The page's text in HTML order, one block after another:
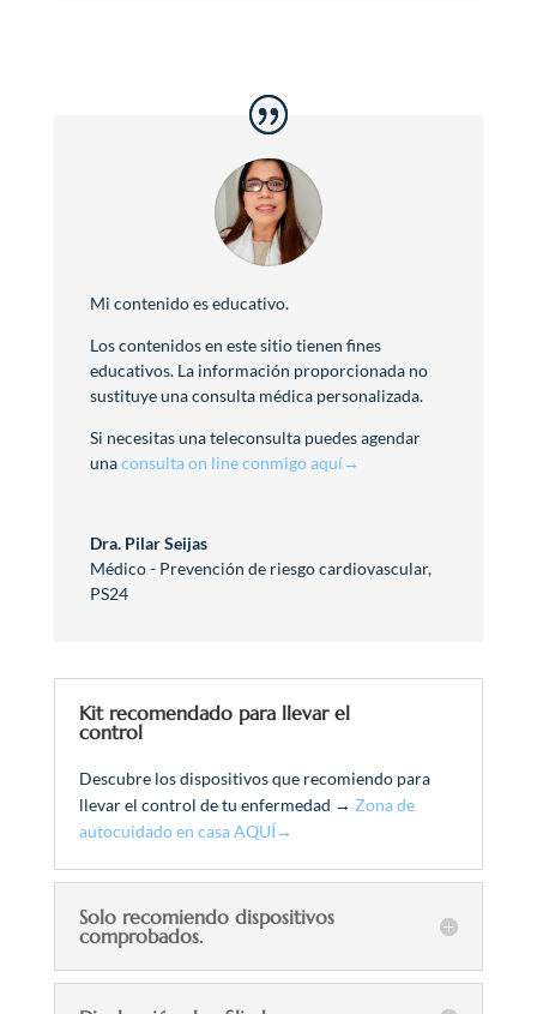
Mi contenido es educativo.
Los contenidos en este sitio tienen fines
educativos. La información proporcionada no
sustituye una consulta médica personalizada.
Si necesitas una teleconsulta puedes agendar
unaconsulta on line conmigo aquí→
Dra. Pilar Seijas
Médico - Prevención de riesgo cardiovascular,
PS24
Kit recomendado para llevar el
control
Descubre los dispositivos que recomiendo para
llevar el control de tu enfermedad → Zona de
autocuidado en casa AQUÍ→
Solo recomiendo dispositivos
comprobados.